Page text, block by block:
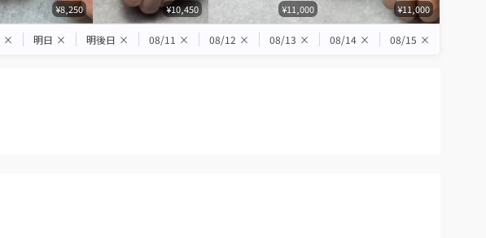
¥8,250 ¥10,450 ¥11,000 ¥11,000
× 明日 × 明後日 × 08/11 × 08/12 × 08/13 × 08/14 × 08/15 ×